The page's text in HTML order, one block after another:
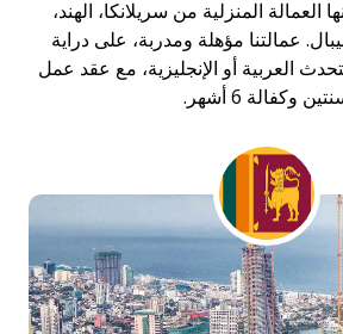
العمالة المنزلية من سريلانكا، الهند،
عمالتنا مؤهلة ومدربة، على دراية
العربية أو الإنجليزية، مع عقد عمل
وكفالة 6 أشهر.